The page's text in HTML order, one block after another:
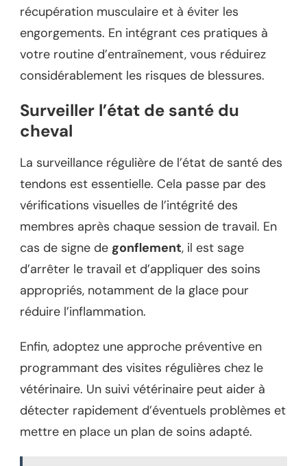
récupération musculaire et à éviter les
engorgements. En intégrant ces pratiques à
votre routine d’entraînement, vous réduirez
considérablement les risques de blessures.
Surveiller l’état de santé du
cheval
La surveillance régulière de l’état de santé des
tendons est essentielle. Cela passe par des
vérifications visuelles de l’intégrité des
membres après chaque session de travail. En
cas de signe de gonflement, il est sage
d’arrêter le travail et d’appliquer des soins
appropriés, notamment de la glace pour
réduire l’inflammation.
Enfin, adoptez une approche préventive en
programmant des visites régulières chez le
vétérinaire. Un suivi vétérinaire peut aider à
détecter rapidement d’éventuels problèmes et
mettre en place un plan de soins adapté.